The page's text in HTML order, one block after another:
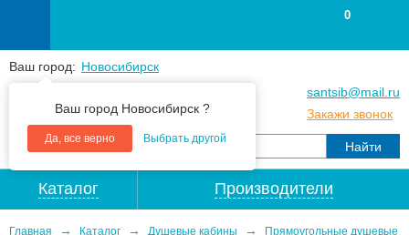
Ваш город: Новосибирск
Ваш город Новосибирск ?
Да, все верно Выбрать другой
+7(383) 213 79 30
santsib@mail.ru
Закажи звонок
0
Каталог Производители
Главная → Каталог → Душевые кабины →
Прямоугольные душевые